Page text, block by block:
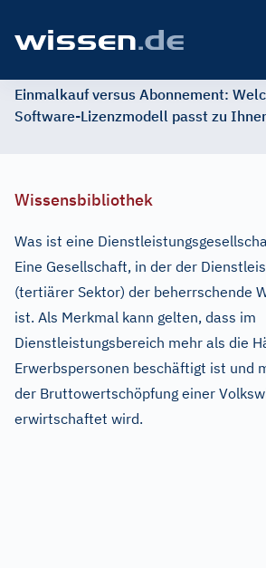
Einmalkauf versus Abonnement:
Software-Lizenzmodell passt zu
Wissensbibliothek
Was ist eine
Eine Gesellschaft, in der der
(tertiärer Sektor) der beherrschende
ist. Als Merkmal kann gelten, dass im
Dienstleistungsbereich mehr als die
Erwerbspersonen beschäftigt ist und
der Bruttowertschöpfung einer
erwirtschaftet wird.